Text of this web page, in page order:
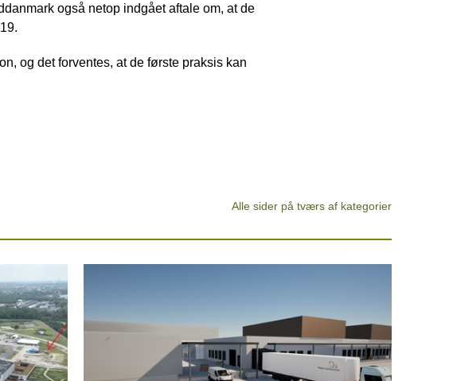
også netop indgået aftale om, at de
og det forventes, at de første praksis kan
Alle sider på tværs af kategorier